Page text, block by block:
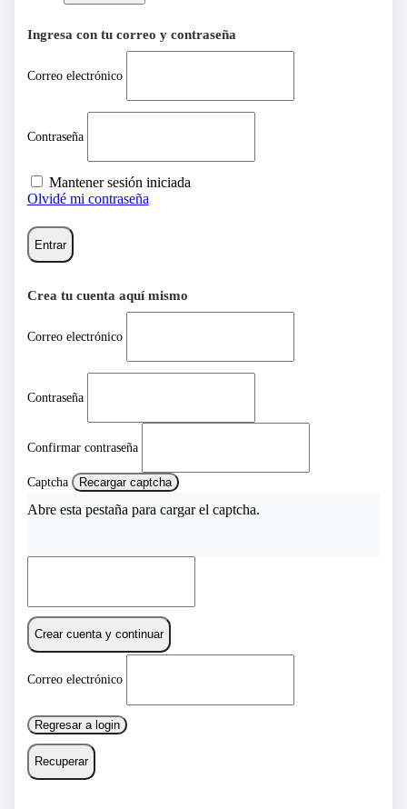
Ingresa con tu correo y contraseña
Correo electrónico
Contraseña
Mantener sesión iniciada
Olvidé mi contraseña
Entrar
Crea tu cuenta aquí mismo
Correo electrónico
Contraseña
Confirmar contraseña
Captcha Recargar captcha
Abre esta pestaña para cargar el captcha.
Crear cuenta y continuar
Correo electrónico
Regresar a login
Recuperar